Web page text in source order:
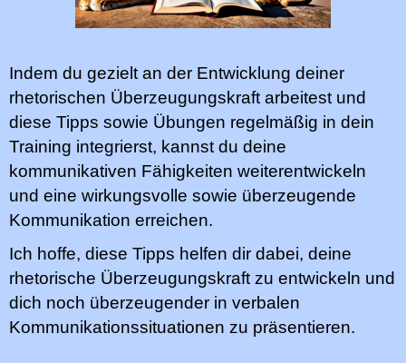
Indem du gezielt an der Entwicklung deiner
rhetorischen Überzeugungskraft arbeitest und
diese Tipps sowie Übungen regelmäßig in dein
Training integrierst, kannst du deine
kommunikativen Fähigkeiten weiterentwickeln
und eine wirkungsvolle sowie überzeugende
Kommunikation erreichen.
Ich hoffe, diese Tipps helfen dir dabei, deine
rhetorische Überzeugungskraft zu entwickeln und
dich noch überzeugender in verbalen
Kommunikationssituationen zu präsentieren.